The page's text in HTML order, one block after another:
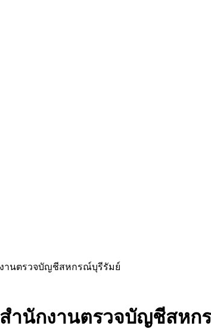
านตรวจบัญชีสหกรณ์บุรีรัมย์
ำนักงานตรวจบัญชีสหก